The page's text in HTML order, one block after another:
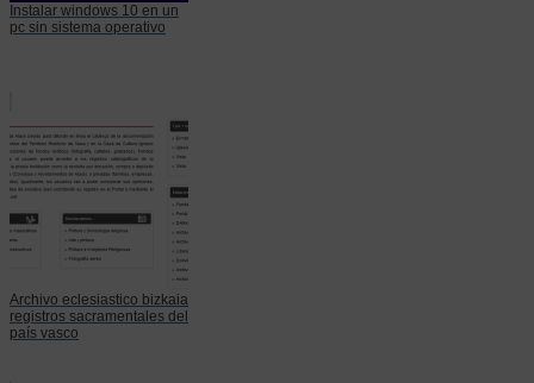
Instalar windows 10 en un
pc sin sistema operativo
Archivo eclesiastico bizkaia
registros sacramentales del
país vasco